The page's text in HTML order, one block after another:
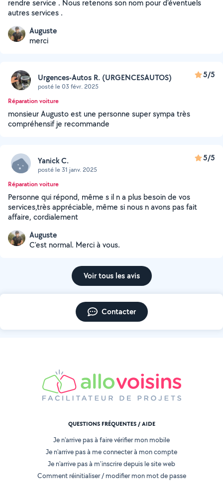
rendre service . Nous retenons son nom pour d'éventuels
autres services .
Auguste
merci
Urgences-Autos R. (URGENCESAUTOS)
posté le 03 févr. 2025
5/5
Réparation voiture
monsieur Augusto est une personne super sympa très
compréhensif je recommande
Yanick C.
posté le 31 janv. 2025
5/5
Réparation voiture
Personne qui répond, même s il n a plus besoin de vos
services,très appréciable, même si nous n avons pas fait
affaire, cordialement
Auguste
C'est normal. Merci à vous.
Voir tous les avis
Contacter
QUESTIONS FRÉQUENTES / AIDE
Je n'arrive pas à faire vérifier mon mobile
Je n'arrive pas à me connecter à mon compte
Je n'arrive pas à m'inscrire depuis le site web
Comment réinitialiser / modifier mon mot de passe